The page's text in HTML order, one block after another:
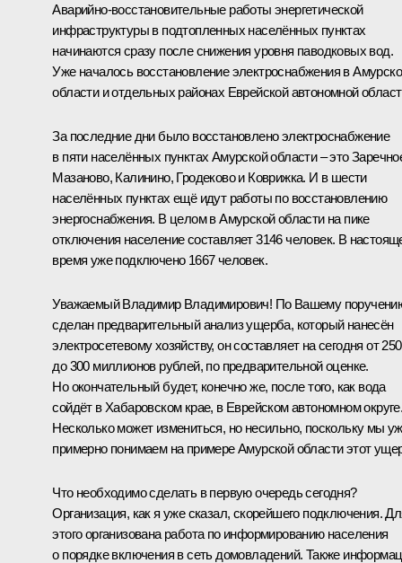
Аварийно-восстановительные работы энергетической
инфраструктуры в подтопленных населённых пунктах
начинаются сразу после снижения уровня паводковых вод.
Уже началось восстановление электроснабжения в
области и отдельных районах Еврейской автономной
За последние дни было восстановлено электроснабжение
в пяти населённых пунктах Амурской области – это
Мазаново, Калинино, Гродеково и Коврижка. И в шести
населённых пунктах ещё идут работы по восстановлению
энергоснабжения. В целом в Амурской области на пике
отключения население составляет 3146 человек. В
время уже подключено 1667 человек.
Уважаемый Владимир Владимирович! По Вашему
сделан предварительный анализ ущерба, который нанесён
электросетевому хозяйству, он составляет на сегодня от 250
до 300 миллионов рублей, по предварительной оценке.
Но окончательный будет, конечно же, после того, как вода
сойдёт в Хабаровском крае, в Еврейском автономном
Несколько может измениться, но несильно, поскольку мы
примерно понимаем на примере Амурской области этот
Что необходимо сделать в первую очередь сегодня?
Организация, как я уже сказал, скорейшего подключения.
этого организована работа по информированию населения
о порядке включения в сеть домовладений. Также